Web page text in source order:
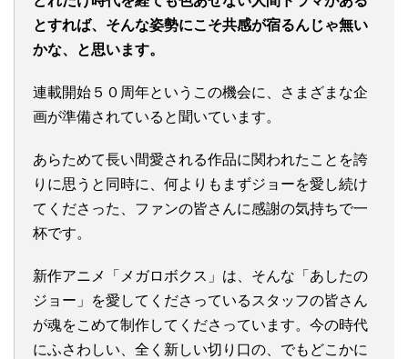
とすれば、そんな姿勢にこそ共感が宿るんじゃ無い
かな、と思います。
連載開始５０周年というこの機会に、さまざまな企
画が準備されていると聞いています。
あらためて長い間愛される作品に関われたことを誇
りに思うと同時に、何よりもまずジョーを愛し続け
てくださった、ファンの皆さんに感謝の気持ちで一
杯です。
新作アニメ「メガロボクス」は、そんな「あしたの
ジョー」を愛してくださっているスタッフの皆さん
が魂をこめて制作してくださっています。今の時代
にふさわしい、全く新しい切り口の、でもどこかに